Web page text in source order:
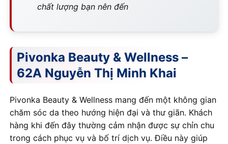
chất lượng bạn nên đến
Pivonka Beauty & Wellness –
62A Nguyễn Thị Minh Khai
Pivonka Beauty & Wellness mang đến một không gian
chăm sóc da theo hướng hiện đại và thư giãn. Khách
hàng khi đến đây thường cảm nhận được sự chỉn chu
trong cách phục vụ và bố trí dịch vụ. Điều này giúp